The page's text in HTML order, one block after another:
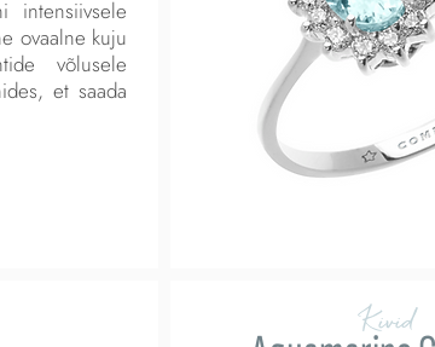
intensiivsele
ovaalne kuju
võlusele
et saada
Kivid